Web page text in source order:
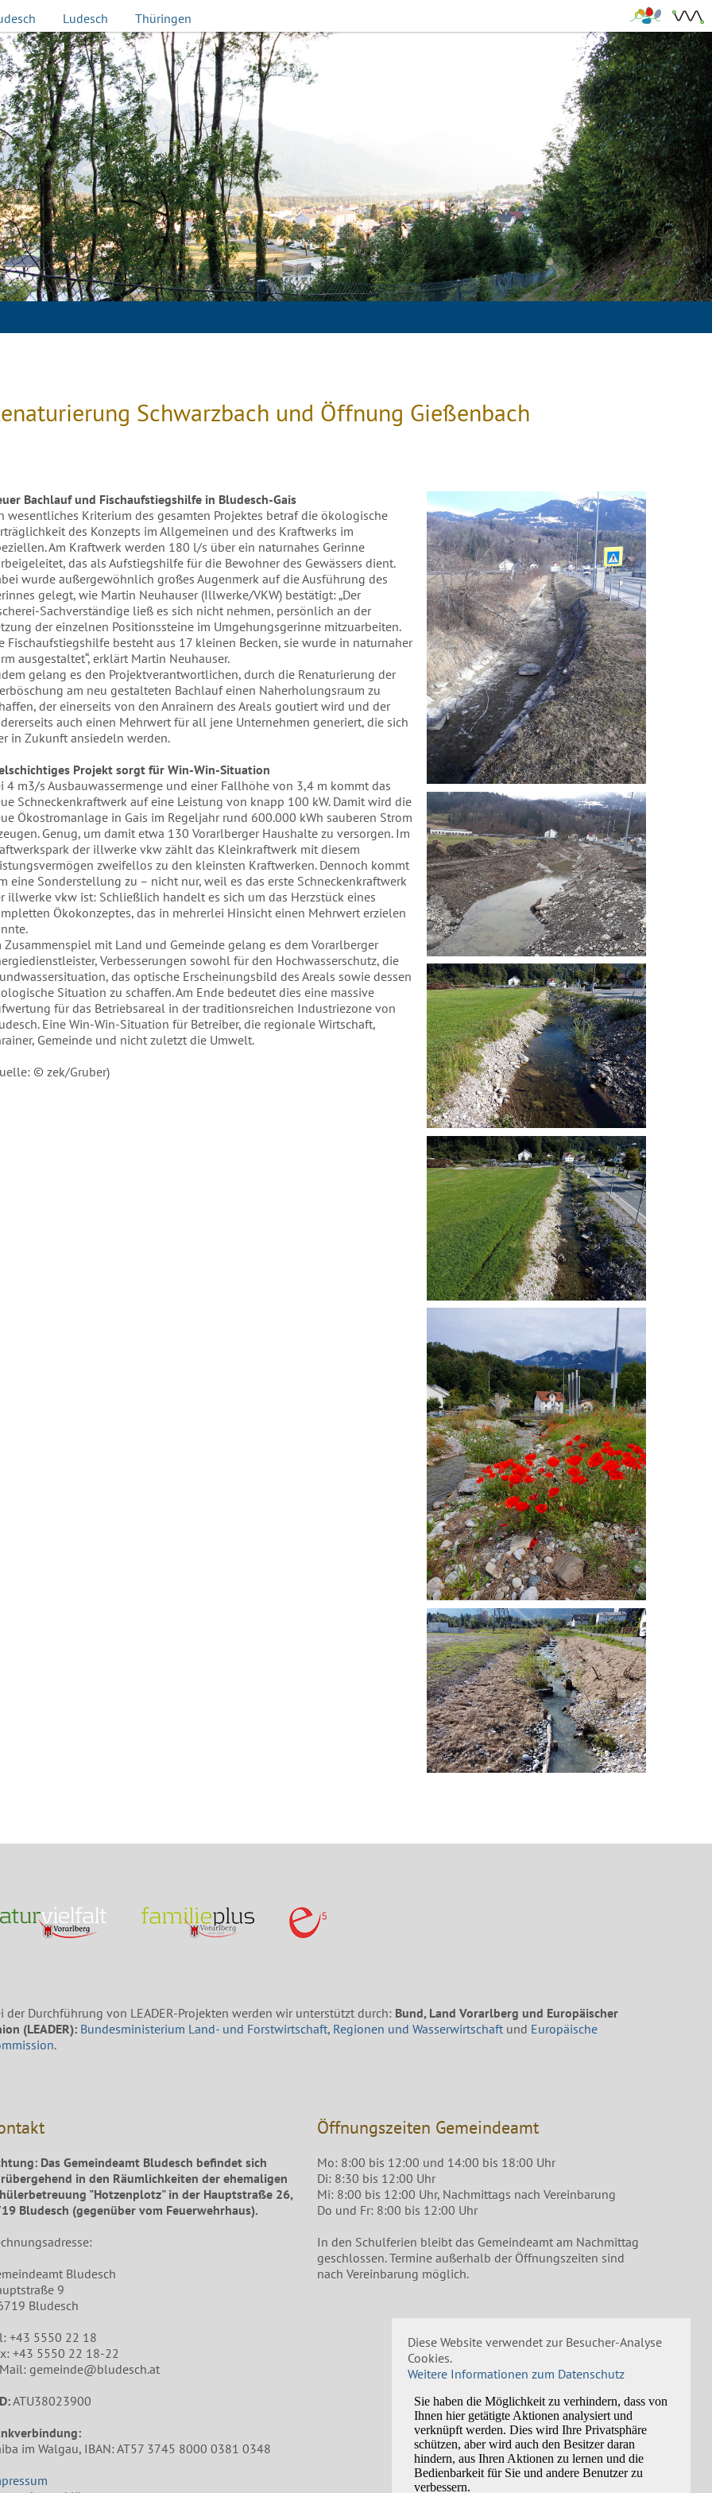
Diese Website verwendet zur Besucher-Analyse
Cookies.
Weitere Informationen zum Datenschutz
Ludesch Thüringen
Schwarzbach und Öffnung Gießenbach
Bachlauf und Fischaufstiegshilfe in Bludesch-Gais
wesentliches Kriterium des gesamten Projektes betraf die ökologi­sche
des Konzepts im Allgemeinen und des Kraftwerks im
Am Kraftwerk werden 180 l/s über ein naturnahes Ge­rinne
das als Aufstiegshilfe für die Bewohner des Gewäs­sers dient.
wurde außergewöhnlich großes Augenmerk auf die Ausführung des
gelegt, wie Martin Neuhauser (Illwerke/VKW) bestätigt: „Der
Sachverständige ließ es sich nicht nehmen, persönlich an der
der einzelnen Positionssteine im Umgehungsgerinne mitzuar­beiten.
Fischaufstiegshilfe besteht aus 17 kleinen Becken, sie wur­de in naturnaher
ausgestaltet“, erklärt Martin Neuhauser.
gelang es den Projektverantwortlichen, durch die Renaturie­rung der
am neu gestalteten Bachlauf einen Naherho­lungsraum zu
der einerseits von den Anrainern des Areals goutiert wird und der
auch einen Mehrwert für all jene Unternehmen generiert, die sich
in Zukunft ansiedeln werden.
Projekt sorgt für Win-Win-Situation
4 m3/s Ausbauwassermenge und einer Fallhöhe von 3,4 m kommt das
Schneckenkraftwerk auf eine Leistung von knapp 100 kW. Damit wird die
Ökostromanlage in Gais im Regeljahr rund 600.000 kWh sauberen Strom
Genug, um damit etwa 130 Vorarlberger Haushalte zu versorgen. Im
der illwerke vkw zählt das Kleinkraftwerk mit diesem
zweifellos zu den kleinsten Kraftwerken. Dennoch kommt
eine Sonderstel­lung zu – nicht nur, weil es das erste Schneckenkraftwerk
illwerke vkw ist: Schließlich handelt es sich um das Herzstück eines
Ökokonzeptes, das in mehrerlei Hinsicht einen Mehrwert erzielen
Zusammenspiel mit Land und Gemeinde gelang es dem Vorarlber­ger
Verbesserungen sowohl für den Hochwasser­schutz, die
das optische Erscheinungsbild des Areals sowie dessen
Situation zu schaffen. Am Ende bedeu­tet dies eine massive
für das Betriebsareal in der traditions­reichen Industriezone von
Eine Win-Win-Situation für Be­treiber, die regionale Wirtschaft,
Gemeinde und nicht zuletzt die Umwelt.
© zek/Gruber)
der Durchführung von LEADER-Projekten werden wir unterstützt durch: Bund, Land Vorarlberg und Europäischer
(LEADER): Bundesministerium Land- und Forstwirtschaft, Regionen und Wasserwirtschaft und Europäische
.
Das Gemeindeamt Bludesch befindet sich
in den Räumlichkeiten der ehemaligen
"Hotzenplotz" in der Hauptstraße 26,
Bludesch (gegenüber vom Feuerwehrhaus).
Bludesch
9
Bludesch
+43 5550 22 18
+43 5550 22 18-22
gemeinde@bludesch.at
ATU38023900
im Walgau, IBAN: AT57 3745 8000 0381 0348
Öffnungszeiten Gemeindeamt
Mo: 8:00 bis 12:00 und 14:00 bis 18:00 Uhr
Di: 8:30 bis 12:00 Uhr
Mi: 8:00 bis 12:00 Uhr, Nachmittags nach Vereinbarung
Do und Fr: 8:00 bis 12:00 Uhr
In den Schulferien bleibt das Gemeindeamt am Nachmittag
geschlossen. Termine außerhalb der Öffnungszeiten sind
nach Vereinbarung möglich.